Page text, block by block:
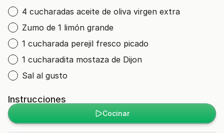
4 cucharadas aceite de oliva virgen extra
Zumo de 1 limón grande
1 cucharada perejil fresco picado
1 cucharadita mostaza de Dijon
Sal al gusto
Instrucciones
Cocinar